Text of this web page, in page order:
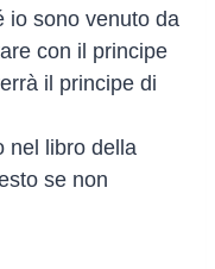
io sono venuto da
con il principe
il principe di
nel libro della
se non